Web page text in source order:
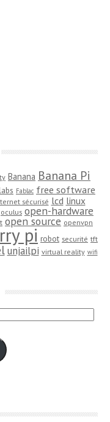
Banana Banana Pi
Fablac free software
sécurisé lcd linux
oculus open-hardware
open source openvpn
pi robot securité tft
unjailpi virtual reality wifi